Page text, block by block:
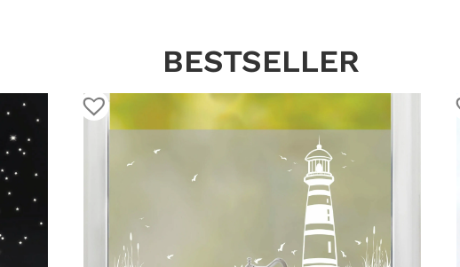
BESTSELLER